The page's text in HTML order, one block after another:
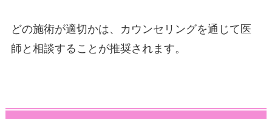
どの施術が適切かは、カウンセリングを通じて医
師と相談することが推奨されます。